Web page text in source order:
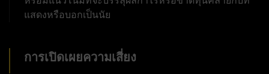
แสดงหรือบอกเป็นนัย
การเปิดเผยความเสี่ยง